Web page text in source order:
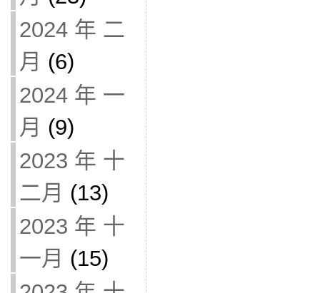
2024 年 二
月 (6)
2024 年 一
月 (9)
2023 年 十
二月 (13)
2023 年 十
一月 (15)